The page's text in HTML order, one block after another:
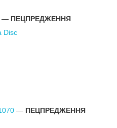
― ПЕЦПРЕДЖЕННЯ
Disc
― ПЕЦПРЕДЖЕННЯ